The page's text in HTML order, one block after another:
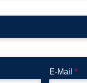
E-Mail*